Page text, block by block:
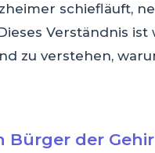
schiefläuft,
Verständnis
zu verstehen,
Bürger der